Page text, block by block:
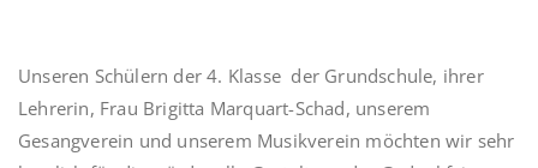
Unseren Schülern der 4. Klasse der Grundschule, ihrer
Lehrerin, Frau Brigitta Marquart-Schad, unserem
Gesangverein und unserem Musikverein möchten wir sehr